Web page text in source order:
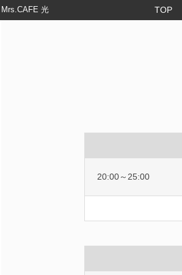
Mrs.CAFE 光 TOP
20:00～25:00